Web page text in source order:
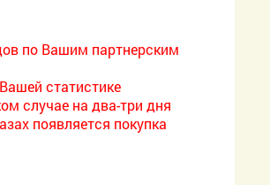
по Вашим партнерским
статистике
случае на два-три дня
появляется покупка